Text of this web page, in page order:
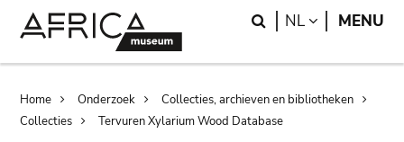
Search
NL LANGUAGE
MENU
Breadcrumb
Home Onderzoek
Collecties, archieven en bibliotheken
Collecties
Tervuren Xylarium Wood Database